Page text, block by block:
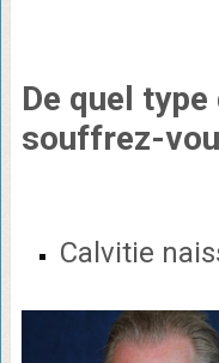
De quel
souffrez-
Calvitie